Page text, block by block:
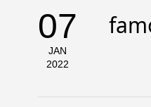
07
JAN
2022